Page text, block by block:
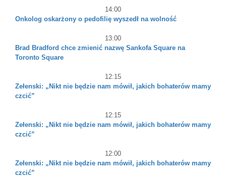
14:00
Onkolog oskarżony o pedofilię wyszedł na wolność
13:00
Brad Bradford chce zmienić nazwę Sankofa Square na
Toronto Square
12:15
Zełenski: „Nikt nie będzie nam mówił, jakich bohaterów mamy
czcić”
12:15
Zełenski: „Nikt nie będzie nam mówił, jakich bohaterów mamy
czcić”
12:00
Zełenski: „Nikt nie będzie nam mówił, jakich bohaterów mamy
czcić”